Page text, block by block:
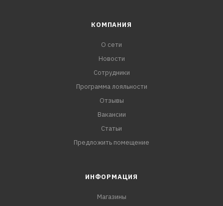
КОМПАНИЯ
О сети
Новости
Сотрудники
Программа лояльности
Отзывы
Вакансии
Статьи
Предложить помещение
ИНФОРМАЦИЯ
Магазины